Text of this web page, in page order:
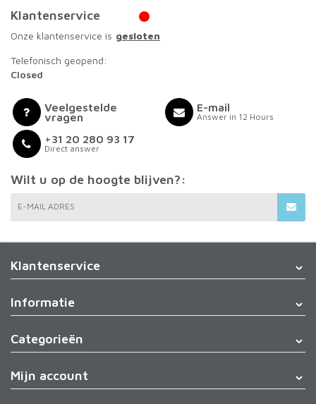
Klantenservice
Onze klantenservice is gesloten
Telefonisch geopend:
Closed
Veelgestelde
vragen
+31 20 280 93 17
Direct answer
E-mail
Answer in 12 Hours
Wilt u op de hoogte blijven?:
E-MAIL ADRES
Klantenservice
Informatie
Categorieën
Mijn account